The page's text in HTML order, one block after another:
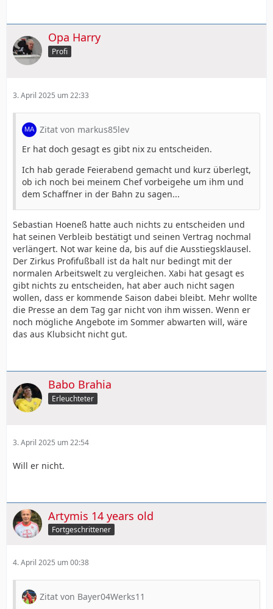
Opa Harry
Profi
3. April 2025 um 22:33
Zitat von markus85lev
Er hat doch gesagt es gibt nix zu entscheiden.
Ich hab gerade Feierabend gemacht und kurz überlegt,
ob ich noch bei meinem Chef vorbeigehe um ihm und
dem Schaffner in der Bahn zu sagen...
Sebastian Hoeneß hatte auch nichts zu entscheiden und
hat seinen Verbleib bestätigt und seinen Vertrag nochmal
verlängert. Not war keine da, bis auf die Ausstiegsklausel.
Der Zirkus Profifußball ist da halt nur bedingt mit der
normalen Arbeitswelt zu vergleichen. Xabi hat gesagt es
gibt nichts zu entscheiden, hat aber auch nicht sagen
wollen, dass er kommende Saison dabei bleibt. Mehr wollte
die Presse an dem Tag gar nicht von ihm wissen. Wenn er
noch mögliche Angebote im Sommer abwarten will, wäre
das aus Klubsicht nicht gut.
Babo Brahia
Erleuchteter
3. April 2025 um 22:54
Will er nicht.
Artymis 14 years old
Fortgeschrittener
4. April 2025 um 00:38
Zitat von Bayer04Werks11